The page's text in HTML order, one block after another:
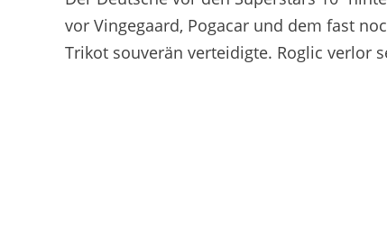
vor Vingegaard, Pogacar und dem fast
Trikot souverän verteidigte. Roglic verlor